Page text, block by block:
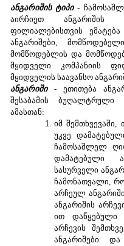
ანგარიშის ტიპი-
აირჩიეთ ანგარიშის
ფილიალებისთვის
ანგარიშები,
მომწოდებლის და
მყიდველი კომპანიის
მყიდველის საავანსო
ანგარიში- ეთითება
შესაბამის ბუღალტრული
ამასთან:
იმ შემთხვევაში,
უკვე
ჩამოსაშლელ
დამატებული
სასურველი
ჩამონათვალი,
არჩეულ
ანგარიშის
ით დაწყებული
არჩევის
ანგარიშები